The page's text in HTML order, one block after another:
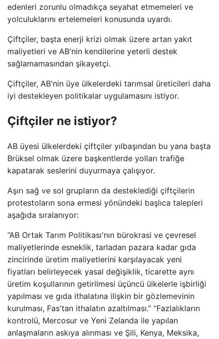
edenleri zorunlu olmadıkça seyahat etmemeleri ve
yolculuklarını ertelemeleri konusunda uyardı.
Çiftçiler, başta enerji krizi olmak üzere artan yakıt
maliyetleri ve AB'nin kendilerine yeterli destek
sağlamamasından şikayetçi.
Çiftçiler, AB'nin üye ülkelerdeki tarımsal üreticileri daha
iyi destekleyen politikalar uygulamasını istiyor.
Çiftçiler ne istiyor?
AB üyesi ülkelerdeki çiftçiler yılbaşından bu yana başta
Brüksel olmak üzere başkentlerde yolları trafiğe
kapatarak seslerini duyurmaya çalışıyor.
Aşırı sağ ve sol grupların da desteklediği çiftçilerin
protestoların sona ermesi yönündeki başlıca talepleri
aşağıda sıralanıyor:
“AB Ortak Tarım Politikası'nın bürokrasi ve çevresel
maliyetlerinde esneklik, tarladan pazara kadar gıda
zincirinde üretim maliyetlerini karşılayacak yeni
fiyatları belirleyecek yasal değişiklik, ticarette aynı
üretim koşullarının getirilmesi üçüncü ülkelerle işbirliği
yapılması ve gıda ithalatına ilişkin bir gözlemevinin
kurulması, Fas'tan ithalatın azaltılması.” “Fazlalıkların
kontrolü, Mercosur ve Yeni Zelanda ile yapılan
anlaşmaların askıya alınması ve Şili, Kenya, Meksika,